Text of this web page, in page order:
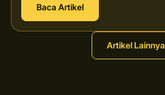
Baca Artikel
Artikel Lainnya